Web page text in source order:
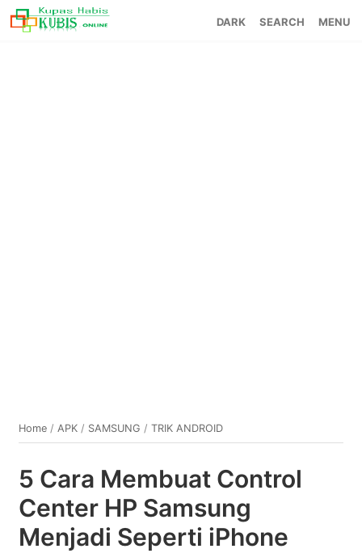
SEARCH MENU
Home /APK / SAMSUNG /TRIK ANDROID
5 Cara Membuat Control
Center HP Samsung
Menjadi Seperti iPhone